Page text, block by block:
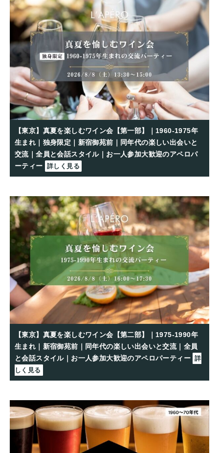
【東京】真夏を楽しむワイン会【第一部】｜1960-1975年
生まれ｜独身限定｜新宿御苑前｜同年代の楽しい出会いと
交流｜全員と会話スタイル｜お一人参加大歓迎のアペロパ
ーティー 詳しく見る
【東京】真夏を楽しむワイン会【第二部】｜1975-1990年
生まれ｜新宿御苑前｜同年代の楽しい出会いと交流｜全員
と会話スタイル｜お一人参加大歓迎のアペロパーティー 詳
しく見る